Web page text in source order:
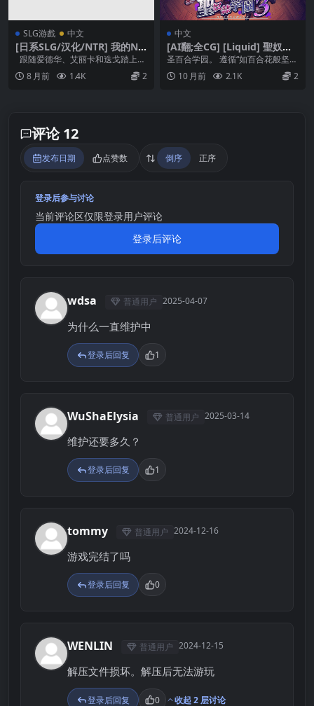
SLG游戲 中文
[日系SLG/汉化/NTR] 我的NT
R执念 My Netorase Obsessi
on [v0.9b]
跟随爱德华、艾丽卡和迭戈踏上这
段激动人心的探索之旅，信任和爱
的界限将在此受到...
8 月前 1.4K 2
中文
[AI翻;全CG] [Liquid] 聖奴隷
学園3 [簡中]
圣百合学园。 遵循“如百合花般坚
强、柔韧”的校训，重视学生独立自
主的名门学园。 ...
10 月前 2.1K 2
评论 12
发布日期 点赞数 倒序 正序
登录后参与讨论
当前评论区仅限登录用户评论
登录后评论
W wdsa 普通用户 2025-04-07
为什么一直维护中
登录后回复 1
W WuShaElysia 普通用户 2025-03-14
维护还要多久？
登录后回复 1
T tommy 普通用户 2024-12-16
游戏完结了吗
登录后回复 0
W WENLIN 普通用户 2024-12-15
解压文件损坏。解压后无法游玩
登录后回复 0 收起 2 层讨论